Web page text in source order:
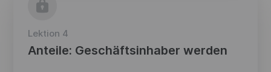
Lektion 4
Anteile: Geschäftsinhaber werden